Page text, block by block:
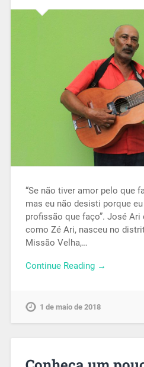
“Se não tiver amor pelo que
mas eu não desisti porque
profissão que faço”. José Ari
como Zé Ari, nasceu no
Missão Velha,…
Continue Reading →
1 de maio de 2018